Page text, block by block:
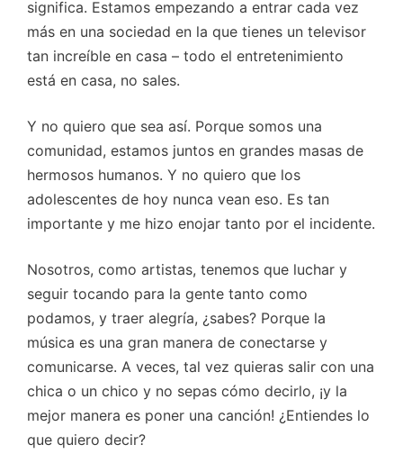
significa. Estamos empezando a entrar cada vez
más en una sociedad en la que tienes un televisor
tan increíble en casa – todo el entretenimiento
está en casa, no sales.
Y no quiero que sea así. Porque somos una
comunidad, estamos juntos en grandes masas de
hermosos humanos. Y no quiero que los
adolescentes de hoy nunca vean eso. Es tan
importante y me hizo enojar tanto por el incidente.
Nosotros, como artistas, tenemos que luchar y
seguir tocando para la gente tanto como
podamos, y traer alegría, ¿sabes? Porque la
música es una gran manera de conectarse y
comunicarse. A veces, tal vez quieras salir con una
chica o un chico y no sepas cómo decirlo, ¡y la
mejor manera es poner una canción! ¿Entiendes lo
que quiero decir?